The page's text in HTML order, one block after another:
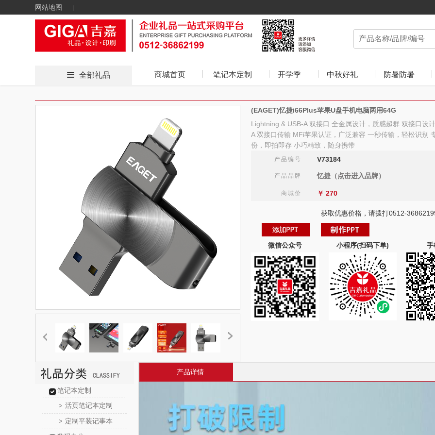
网站地图
全部礼品 商城首页 笔记本定制 开学季 中秋好礼 防暑防暑
(EAGET)忆捷i66Plus苹果U盘手机电脑两用64G
Lightning & USB-A 双接口 全金属设计，质感超群 双接口设
A 双接口传输 MFi苹果认证，广泛兼容 一秒传输，轻松识别
份，即拍即存 小巧精致，随身携带
产品编号 V73184
产品品牌 忆捷（点击进入品牌）
商城价 ￥ 270
获取优惠价格，请拨打0512-
微信公众号 小程序(扫码下单) 手
笔记本定制
> 活页笔记本定制
> 定制平装记事本
产品详情